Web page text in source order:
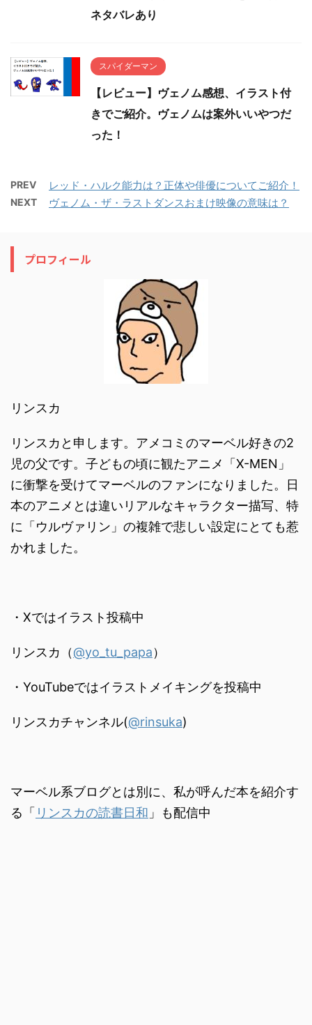
ネタバレあり
スパイダーマン
【レビュー】ヴェノム感想、イラスト付
きでご紹介。ヴェノムは案外いいやつだ
った！
PREV レッド・ハルク能力は？正体や俳優についてご紹介！
NEXT ヴェノム・ザ・ラストダンスおまけ映像の意味は？
プロフィール
リンスカ
リンスカと申します。アメコミのマーベル好きの2
児の父です。子どもの頃に観たアニメ「X-MEN」
に衝撃を受けてマーベルのファンになりました。日
本のアニメとは違いリアルなキャラクター描写、特
に「ウルヴァリン」の複雑で悲しい設定にとても惹
かれました。
・Xではイラスト投稿中
リンスカ（@yo_tu_papa）
・YouTubeではイラストメイキングを投稿中
リンスカチャンネル(@rinsuka)
マーベル系ブログとは別に、私が呼んだ本を紹介す
る「 リンスカの読書日和 」も配信中